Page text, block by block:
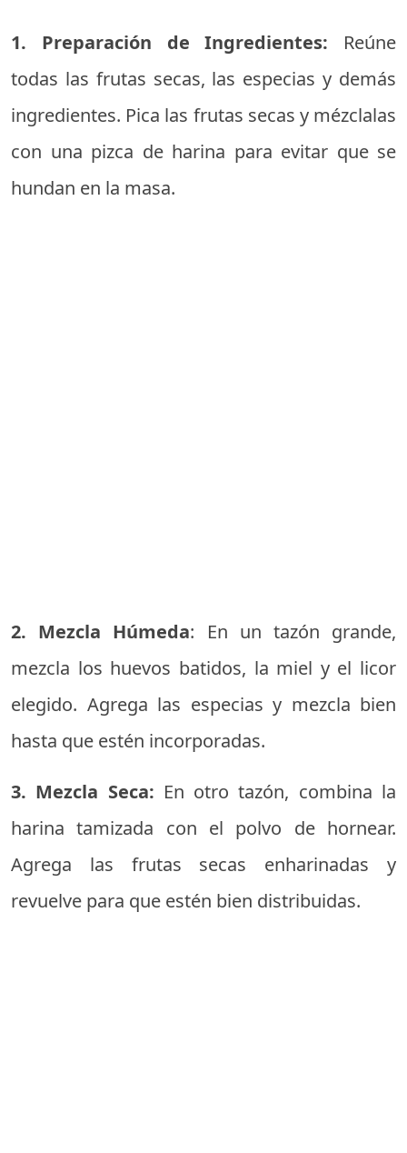
1. Preparación de Ingredientes: Reúne
todas las frutas secas, las especias y demás
ingredientes. Pica las frutas secas y mézclalas
con una pizca de harina para evitar que se
hundan en la masa.
2. Mezcla Húmeda: En un tazón grande,
mezcla los huevos batidos, la miel y el licor
elegido. Agrega las especias y mezcla bien
hasta que estén incorporadas.
3. Mezcla Seca: En otro tazón, combina la
harina tamizada con el polvo de hornear.
Agrega las frutas secas enharinadas y
revuelve para que estén bien distribuidas.